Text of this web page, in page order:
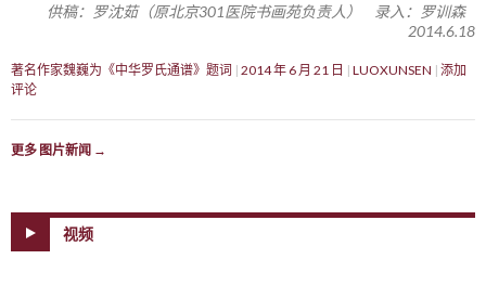
供稿：罗沈茹（原北京301医院书画苑负责人） 录入：罗训森
2014.6.18
著名作家魏巍为《中华罗氏通谱》题词 2014 年 6 月 21 日 LUOXUNSEN 添加
评论
更多 图片新闻 →
视频